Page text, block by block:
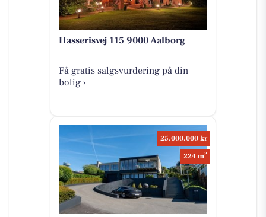
Hasserisvej 115 9000 Aalborg
Få gratis salgsvurdering på din
bolig ›
25.000.000 kr
224 m2